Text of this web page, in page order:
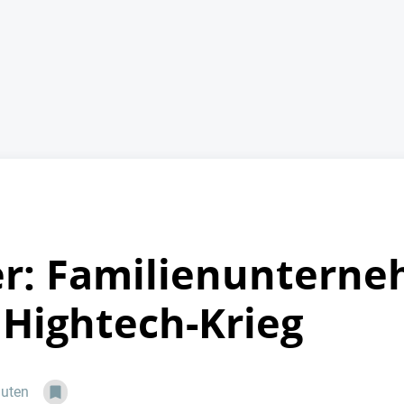
Krieg